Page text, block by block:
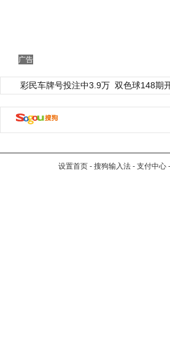
广告
彩民车牌号投注中3.9万 双色球148期
设置首页 - 搜狗输入法 - 支付中心 -